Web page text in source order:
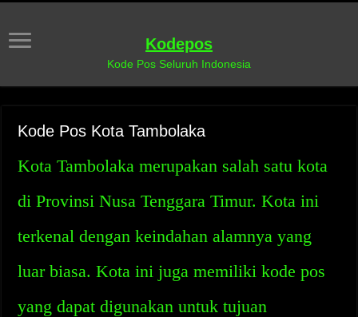
Kodepos
Kode Pos Seluruh Indonesia
Kode Pos Kota Tambolaka
Kota Tambolaka merupakan salah satu kota
di Provinsi Nusa Tenggara Timur. Kota ini
terkenal dengan keindahan alamnya yang
luar biasa. Kota ini juga memiliki kode pos
yang dapat digunakan untuk tujuan